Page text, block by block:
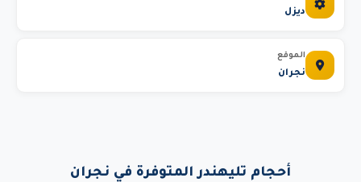
ديزل
الموقع
نجران
أحجام تليهندر المتوفرة في نجران